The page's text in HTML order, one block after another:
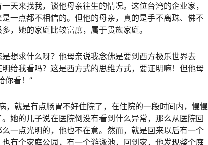
天来找我，谈他母亲往生的情况。这位台湾的企业家，
一点都不相信的。但他的母亲，真的是手不离珠、佛不
，她的家庭比较富庶，属于贵族家庭。
想求什么呀？他母亲说我念佛是要到西方极乐世界去
给我看吗？这是西方式的思维方式，要证明嘛！但他母
你看！”
就是有点肠胃不好住院了，在住院的一段时间内，慢慢
她的儿子说在医院倒没有看到什么异常，那么从医院回
一点光明的，他也不在意。然而，就是回来以后有一个
有个家庭公园，有一个游泳池，回到家，他发现整个庭